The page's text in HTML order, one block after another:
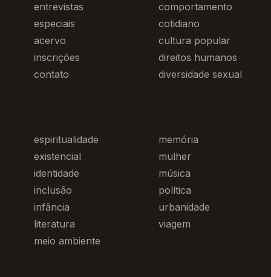
entrevistas
especiais
acervo
inscrições
contato
comportamento
cotidiano
cultura popular
direitos humanos
diversidade sexual
espiritualidade
existencial
identidade
inclusão
infância
literatura
meio ambiente
memória
mulher
música
política
urbanidade
viagem